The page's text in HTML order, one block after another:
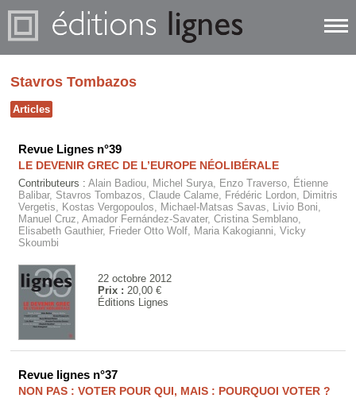
Stavros Tombazos
Articles
22 octobre 2012
Prix : 20,00 €
Éditions Lignes
Revue Lignes n°39
LE DEVENIR GREC DE L’EUROPE NÉOLIBÉRALE
Contributeurs : Alain Badiou, Michel Surya, Enzo Traverso, Étienne
Balibar, Stavros Tombazos, Claude Calame, Frédéric Lordon, Dimitris
Vergetis, Kostas Vergopoulos, Michael-Matsas Savas, Livio Boni,
Manuel Cruz, Amador Fernández-Savater, Cristina Semblano,
Elisabeth Gauthier, Frieder Otto Wolf, Maria Kakogianni, Vicky
Skoumbi
Revue lignes n°37
NON PAS : VOTER POUR QUI, MAIS : POURQUOI VOTER ?